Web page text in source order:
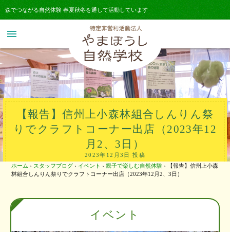
森でつながる自然体験 春夏秋冬を通して活動しています
menu
【報告】信州上小森林組合しんりん祭
りでクラフトコーナー出店（2023年12
月2、3日）
2023年12月3日 投稿
ホーム › スタッフブログ › イベント › 親子で楽しむ自然体験 › 【報告】信州上小森
林組合しんりん祭りでクラフトコーナー出店（2023年12月2、3日）
イベント